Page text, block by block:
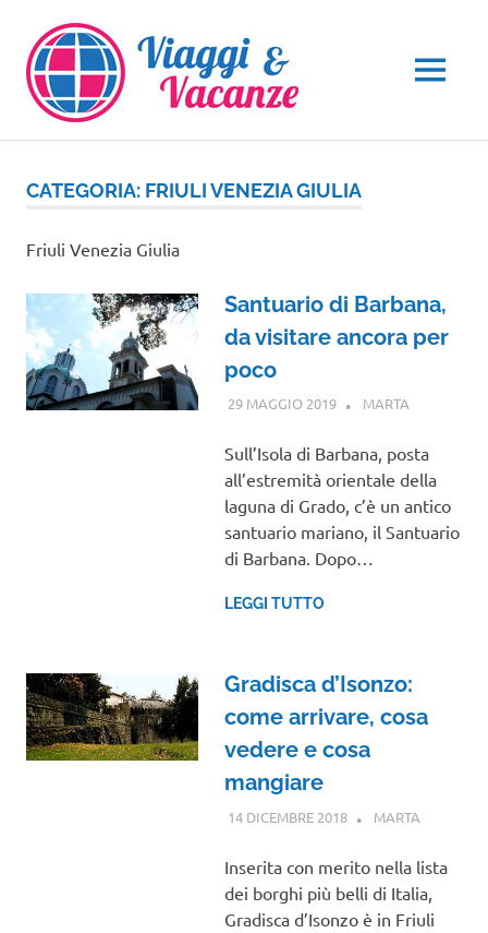
contenuto
MENU
CATEGORIA: FRIULI VENEZIA GIULIA
Friuli Venezia Giulia
Santuario di Barbana,
da visitare ancora per
poco
29 MAGGIO 2019 MARTA
GIULIA
Sull’Isola di Barbana, posta
all’estremità orientale della
laguna di Grado, c’è un antico
santuario mariano, il Santuario
di Barbana. Dopo…
LEGGI TUTTO
Gradisca d’Isonzo:
come arrivare, cosa
vedere e cosa
mangiare
14 DICEMBRE 2018 MARTA
GIULIA
Inserita con merito nella lista
dei borghi più belli di Italia,
Gradisca d’Isonzo è in Friuli